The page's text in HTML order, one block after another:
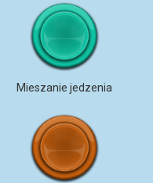
Mieszanie jedzenia